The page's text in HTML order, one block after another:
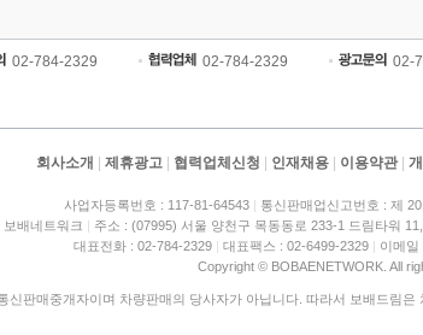
02-784-2329 02-784-2329 02-
회사소개 제휴광고 협력업체신청 인재채용 이용약관
사업자등록번호 : 117-81-64543 | 통신판매업신고번호 : 제
보배네트워크 | 주소 : (07995) 서울 양천구 목동동로 233-1 드림타워
대표전화 : 02-784-2329 | 대표팩스 : 02-6499-2329 | 이메일
Copyright © BOBAENETWORK. All
신판매중개자이며 차량판매의 당사자가 아닙니다. 따라서 보배드림